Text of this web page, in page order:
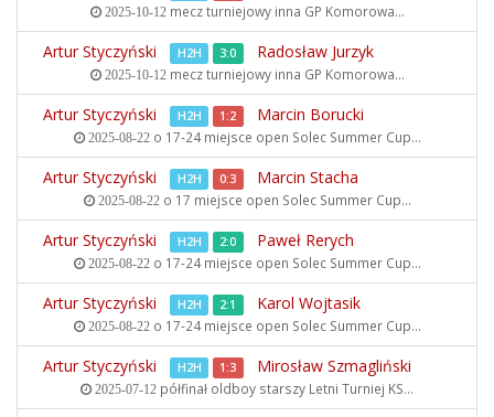
2025-10-12mecz turniejowy inna GP Komorowa...
Artur Styczyński H2H 3:0 Radosław Jurzyk
2025-10-12mecz turniejowy inna GP Komorowa...
Artur Styczyński H2H 1:2 Marcin Borucki
2025-08-22o 17-24 miejsce open Solec Summer Cup...
Artur Styczyński H2H 0:3 Marcin Stacha
2025-08-22o 17 miejsce open Solec Summer Cup...
Artur Styczyński H2H 2:0 Paweł Rerych
2025-08-22o 17-24 miejsce open Solec Summer Cup...
Artur Styczyński H2H 2:1 Karol Wojtasik
2025-08-22o 17-24 miejsce open Solec Summer Cup...
Artur Styczyński H2H 1:3 Mirosław Szmagliński
2025-07-12 półfinał oldboy starszy Letni Turniej KS...